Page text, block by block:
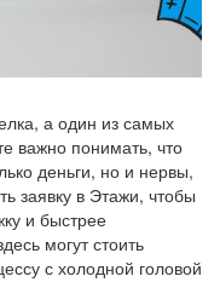
а один из самых
важно понимать, что
деньги, но и нервы,
заявку в Этажи, чтобы
и быстрее
могут стоить
с холодной головой